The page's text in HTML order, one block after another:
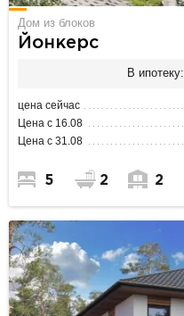
Дом из блоков
Йонкерс
В ипотеку:
цена сейчас
Цена с 16.08
Цена с 31.08
5 2 2